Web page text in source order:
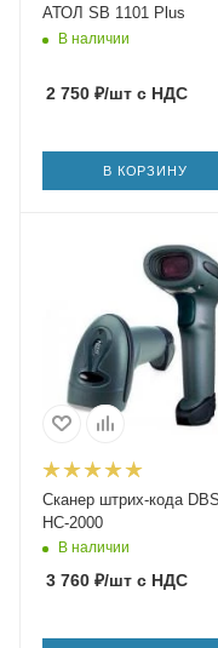
АТОЛ SB 1101 Plus
В наличии
2 750 ₽/шт с НДС
В КОРЗИНУ
Сканер штрих-кода DBS
HC-2000
В наличии
3 760 ₽/шт с НДС